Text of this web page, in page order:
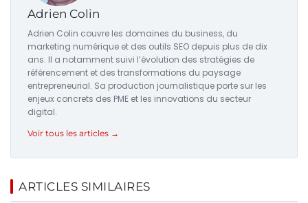
Adrien Colin
Adrien Colin couvre les domaines du business, du
marketing numérique et des outils SEO depuis plus de dix
ans. Il a notamment suivi l’évolution des stratégies de
référencement et des transformations du paysage
entrepreneurial. Sa production journalistique porte sur les
enjeux concrets des PME et les innovations du secteur
digital.
Voir tous les articles →
ARTICLES SIMILAIRES